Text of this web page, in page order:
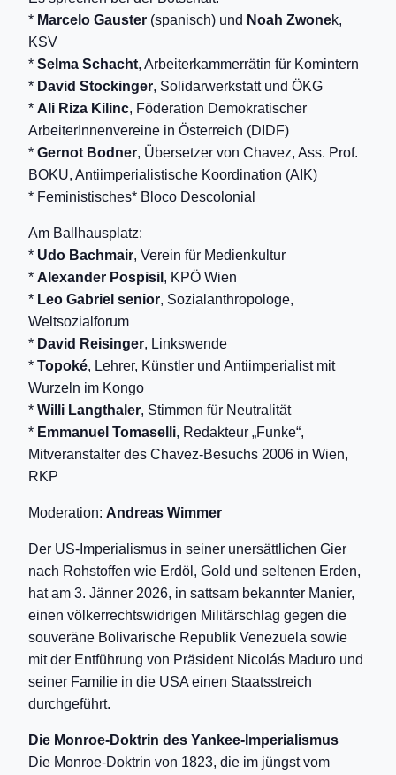
* Marcelo Gauster (spanisch) und Noah Zwonek,
KSV
* Selma Schacht, Arbeiterkammerrätin für Komintern
* David Stockinger, Solidarwerkstatt und ÖKG
* Ali Riza Kilinc, Föderation Demokratischer
ArbeiterInnenvereine in Österreich (DIDF)
* Gernot Bodner, Übersetzer von Chavez, Ass. Prof.
BOKU, Antiimperialistische Koordination (AIK)
* Feministisches* Bloco Descolonial
Am Ballhausplatz:
* Udo Bachmair, Verein für Medienkultur
* Alexander Pospisil , KPÖ Wien
* Leo Gabriel senior, Sozialanthropologe,
Weltsozialforum
* David Reisinger, Linkswende
* Topoké, Lehrer, Künstler und Antiimperialist mit
Wurzeln im Kongo
* Willi Langthaler, Stimmen für Neutralität
* Emmanuel Tomaselli, Redakteur „Funke“,
Mitveranstalter des Chavez-Besuchs 2006 in Wien,
RKP
Moderation: Andreas Wimmer
Der US-Imperialismus in seiner unersättlichen Gier
nach Rohstoffen wie Erdöl, Gold und seltenen Erden,
hat am 3. Jänner 2026, in sattsam bekannter Manier,
einen völkerrechtswidrigen Militärschlag gegen die
souveräne Bolivarische Republik Venezuela sowie
mit der Entführung von Präsident Nicolás Maduro und
seiner Familie in die USA einen Staatsstreich
durchgeführt.
Die Monroe-Doktrin des Yankee-Imperialismus
Die Monroe-Doktrin von 1823, die im jüngst vom